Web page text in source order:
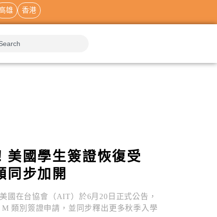
雄 香港
美國學生簽證恢復受
同步加開
國在台協會（AIT）於6月20日正式公告，
類別簽證申請，並同步釋出更多秋季入學